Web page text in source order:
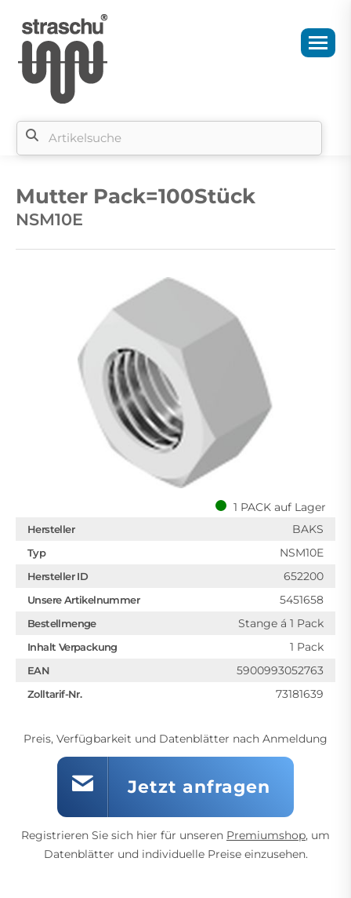
Mutter Pack=100Stück
NSM10E
1 PACK auf Lager
Hersteller BAKS
Typ NSM10E
Hersteller ID 652200
Unsere Artikelnummer 5451658
Bestellmenge Stange á 1 Pack
Inhalt Verpackung 1 Pack
EAN 5900993052763
Zolltarif-Nr. 73181639
Preis, Verfügbarkeit und Datenblätter nach Anmeldung
Jetzt anfragen
Registrieren Sie sich hier für unseren Premiumshop, um
Datenblätter und individuelle Preise einzusehen.